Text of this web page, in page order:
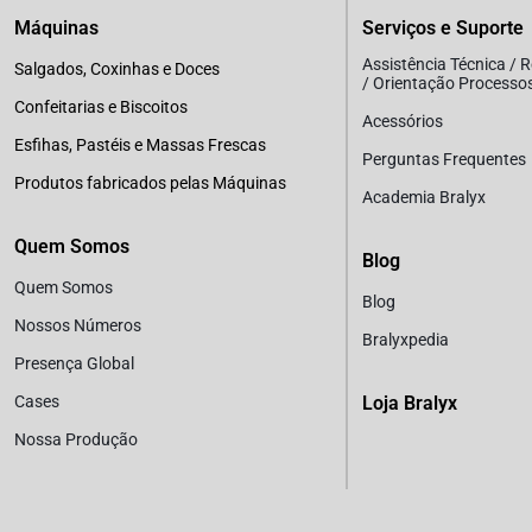
Máquinas
Salgados, Coxinhas e Doces
Confeitarias e Biscoitos
Esfihas, Pastéis e Massas Frescas
Produtos fabricados pelas Máquinas
Quem Somos
Quem Somos
Nossos Números
Presença Global
Cases
Nossa Produção
Serviços e Suporte
Assistência Técnica /
/ Orientação
Acessórios
Perguntas Frequentes
Academia Bralyx
Blog
Blog
Bralyxpedia
Loja Bralyx